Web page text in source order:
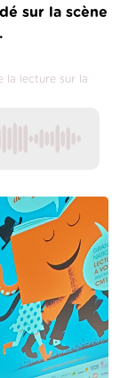
sur la scène
la lecture sur la